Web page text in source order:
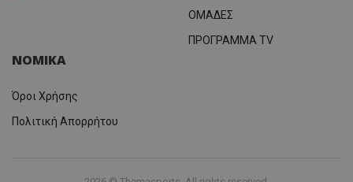
ΟΜΑΔΕΣ
ΠΡΟΓΡΑΜΜΑ TV
ΝΟΜΙΚΑ
Όροι Χρήσης
Πολιτική Απορρήτου